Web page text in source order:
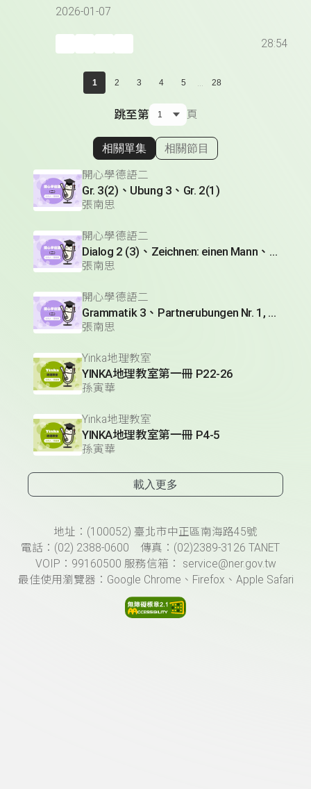
2026-01-07
28:54
1 2 3 4 5 ... 28
跳至第 頁
顯示相關單集
相關單集 相關節目
開心學德語二
Gr. 3(2)、Ubung 3、Gr. 2(1)
張南思
開心學德語二
Dialog 2 (3)、Zeichnen: einen Mann、Lesetext 1(1)
張南思
開心學德語二
Grammatik 3、Partnerubungen Nr. 1, 3、Dialog 2(1)
張南思
Yinka地理教室
YINKA地理教室第一冊 P22-26
孫寅華
Yinka地理教室
YINKA地理教室第一冊 P4-5
孫寅華
載入更多
頁尾資訊地址：(100052) 臺北市中正區南海路45號
電話：(02) 2388-0600 傳真：(02)2389-3126 TANET
VOIP：99160500 服務信箱： service@ner.gov.tw
最佳使用瀏覽器：Google Chrome、Firefox、Apple Safari